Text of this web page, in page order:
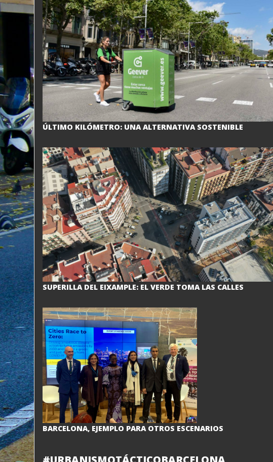
ÚLTIMO KILÓMETRO: UNA ALTERNATIVA SOSTENIBLE
SUPERILLA DEL EIXAMPLE: EL VERDE TOMA LAS CALLES
BARCELONA, EJEMPLO PARA OTROS ESCENARIOS